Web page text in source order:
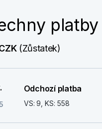
platby
(Zůstatek)
Odchozí platba
VS: 9, KS: 558